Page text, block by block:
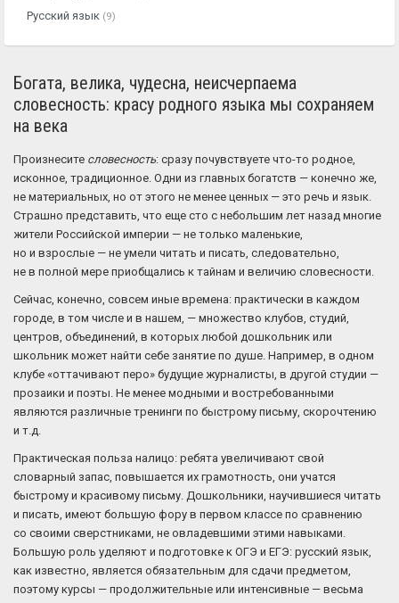
Русский язык (9)
Богата, велика, чудесна, неисчерпаема
словесность: красу родного языка мы сохраняем
на века
Произнесите словесность: сразу почувствуете что-то родное,
исконное, традиционное. Одни из главных богатств — конечно же,
не материальных, но от этого не менее ценных — это речь и язык.
Страшно представить, что еще сто с небольшим лет назад многие
жители Российской империи — не только маленькие,
но и взрослые — не умели читать и писать, следовательно,
не в полной мере приобщались к тайнам и величию словесности.
Сейчас, конечно, совсем иные времена: практически в каждом
городе, в том числе и в нашем, — множество клубов, студий,
центров, объединений, в которых любой дошкольник или
школьник может найти себе занятие по душе. Например, в одном
клубе «оттачивают перо» будущие журналисты, в другой студии —
прозаики и поэты. Не менее модными и востребованными
являются различные тренинги по быстрому письму, скорочтению
и т.д.
Практическая польза налицо: ребята увеличивают свой
словарный запас, повышается их грамотность, они учатся
быстрому и красивому письму. Дошкольники, научившиеся читать
и писать, имеют большую фору в первом классе по сравнению
со своими сверстниками, не овладевшими этими навыками.
Большую роль уделяют и подготовке к ОГЭ и ЕГЭ: русский язык,
как известно, является обязательным для сдачи предметом,
поэтому курсы — продолжительные или интенсивные — весьма